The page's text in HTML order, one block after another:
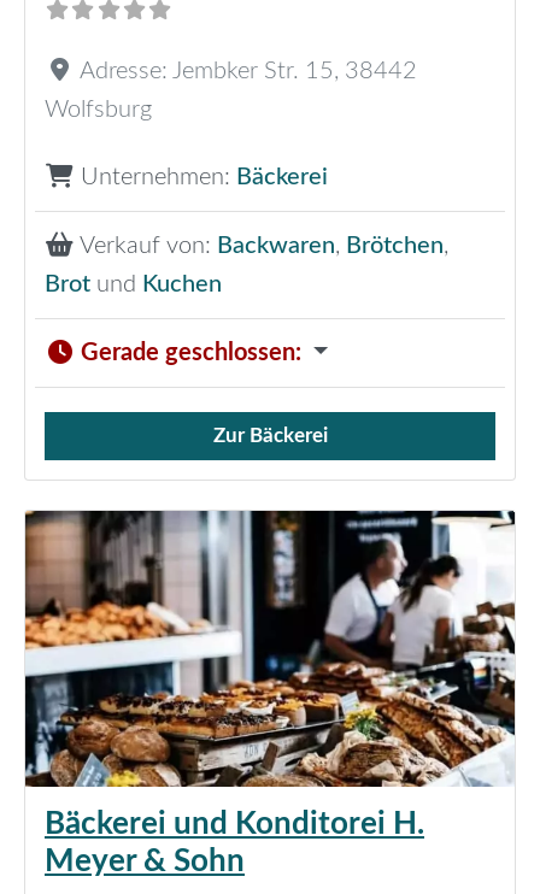
Adresse: Jembker Str. 15, 38442
Wolfsburg
Unternehmen: Bäckerei
Verkauf von: Backwaren, Brötchen,
Brot und Kuchen
Gerade geschlossen:
Verkauf von Brötchen,
Zur Bäckerei
Bäckerei und Konditorei H.
Meyer & Sohn